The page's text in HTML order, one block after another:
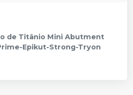
de Titânio Mini Abutment
Epikut-Strong-Tryon